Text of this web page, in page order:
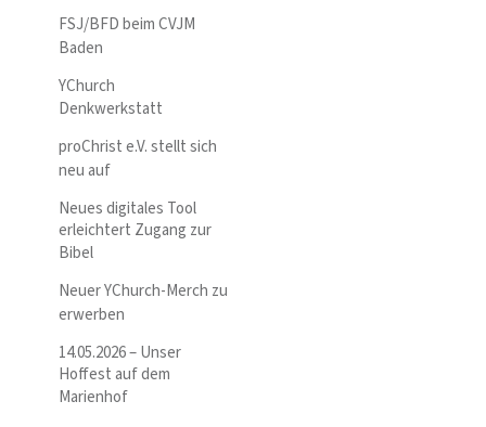
FSJ/BFD beim CVJM
Baden
YChurch
Denkwerkstatt
proChrist e.V. stellt sich
neu auf
Neues digitales Tool
erleichtert Zugang zur
Bibel
Neuer YChurch-Merch zu
erwerben
14.05.2026 – Unser
Hoffest auf dem
Marienhof